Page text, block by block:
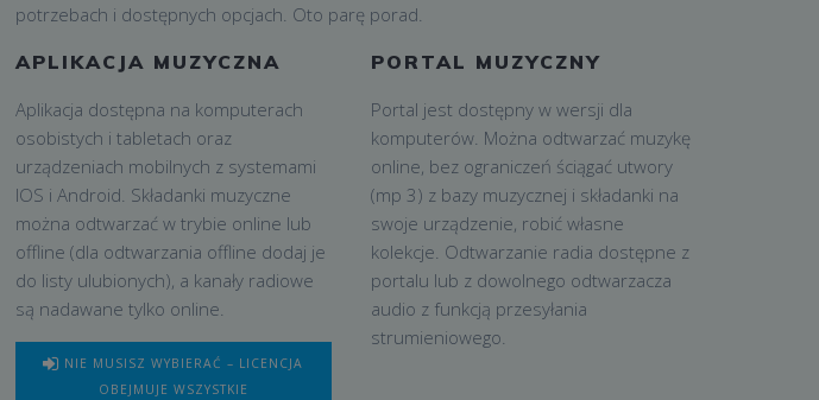
potrzebach i dostępnych opcjach. Oto parę porad.
APLIKACJA MUZYCZNA
Aplikacja dostępna na komputerach
osobistych i tabletach oraz
urządzeniach mobilnych z systemami
IOS i Android. Składanki muzyczne
można odtwarzać w trybie online lub
offline (dla odtwarzania offline dodaj je
do listy ulubionych), a kanały radiowe
są nadawane tylko online.
NIE MUSISZ WYBIERAĆ – LICENCJA
OBEJMUJE WSZYSTKIE
PORTAL MUZYCZNY
Portal jest dostępny w wersji dla
komputerów. Można odtwarzać muzykę
online, bez ograniczeń ściągać utwory
(mp 3) z bazy muzycznej i składanki na
swoje urządzenie, robić własne
kolekcje. Odtwarzanie radia dostępne z
portalu lub z dowolnego odtwarzacza
audio z funkcją przesyłania
strumieniowego.